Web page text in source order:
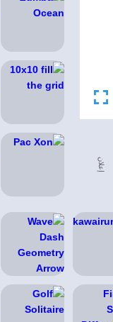
إعلان